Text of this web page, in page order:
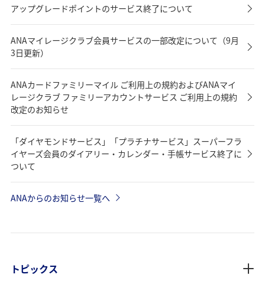
アップグレードポイントのサービス終了について
ANAマイレージクラブ会員サービスの一部改定について（9月
3日更新）
ANAカードファミリーマイル ご利用上の規約およびANAマイ
レージクラブ ファミリーアカウントサービス ご利用上の規約
改定のお知らせ
「ダイヤモンドサービス」「プラチナサービス」スーパーフラ
イヤーズ会員のダイアリー・カレンダー・手帳サービス終了に
ついて
ANAからのお知らせ一覧へ
トピックス